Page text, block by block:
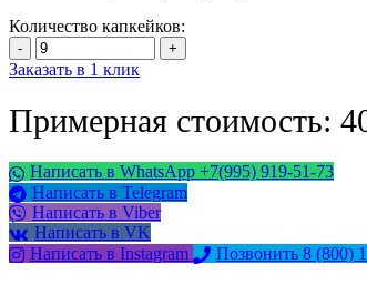
Количество капкейков:
Заказать в 1 клик
Примерная стоимость:
Написать в WhatsApp +7(995) 919-51-73
Написать в Telegram
Написать в Viber
Написать в VK
Написать в Instagram
Позвонить 8 (800)